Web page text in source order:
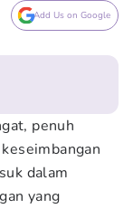
Add Us on Google
penuh
dalam
yang